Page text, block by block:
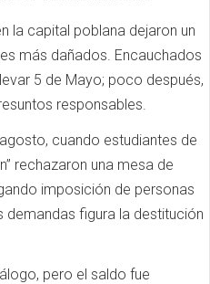
la capital poblana dejaron un
más dañados. Encauchados
5 de Mayo; poco después,
responsables.
cuando estudiantes de
rechazaron una mesa de
imposición de personas
demandas figura la destitución
pero el saldo fue